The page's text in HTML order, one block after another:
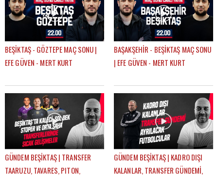
BEŞİKTAŞ - GÖZTEPE MAÇ SONU |
EFE GÜVEN - MERT KURT
BAŞAKŞEHİR - BEŞİKTAŞ MAÇ SONU
| EFE GÜVEN - MERT KURT
GÜNDEM BEŞİKTAŞ | TRANSFER
TAARUZU, TAVARES, PITON,
GÜNDEM BEŞİKTAŞ | KADRO DIŞI
KALANLAR, TRANSFER GÜNDEMİ,